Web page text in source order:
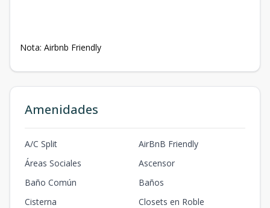
Nota: Airbnb Friendly
Amenidades
A/C Split
AirBnB Friendly
Áreas Sociales
Ascensor
Baño Común
Baños
Cisterna
Closets en Roble